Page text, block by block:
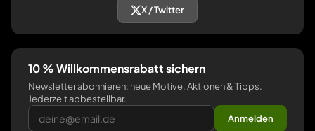
X / Twitter
10 % Willkommensrabatt sichern
Newsletter abonnieren: neue Motive, Aktionen & Tipps.
Jederzeit abbestellbar.
Anmelden